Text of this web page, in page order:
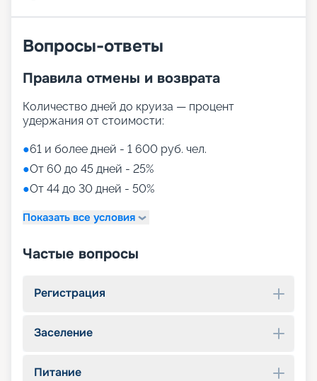
Вопросы-ответы
Правила отмены и возврата
Количество дней до круиза — процент
удержания от стоимости:
●61 и более дней - 1 600 руб. чел.
●От 60 до 45 дней - 25%
●От 44 до 30 дней - 50%
Показать все условия
Частые вопросы
Регистрация
Заселение
Питание